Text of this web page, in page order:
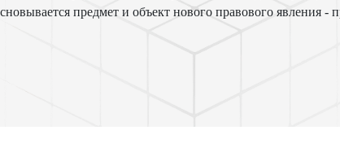
предмет и объект нового правового явления -